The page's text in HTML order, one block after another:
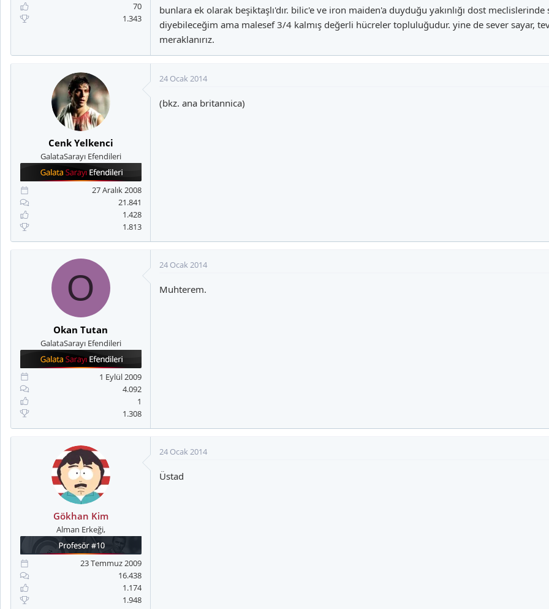
70
1.343
bunlara ek olarak beşiktaşlı'dır. bilic'e ve iron maiden'a duyduğu yakınlığı dost
diyebileceğim ama malesef 3/4 kalmış değerli hücreler topluluğudur. yine de sever sayar,
meraklanırız.
Cenk Yelkenci
GalataSarayı Efendileri
27 Aralık 2008
21.841
1.428
1.813
24 Ocak 2014
(bkz. ana britannica)
O
Okan Tutan
GalataSarayı Efendileri
1 Eylül 2009
4.092
1
1.308
24 Ocak 2014
Muhterem.
Gökhan Kim
Alman Erkeği,
23 Temmuz 2009
16.438
1.174
1.948
24 Ocak 2014
Üstad